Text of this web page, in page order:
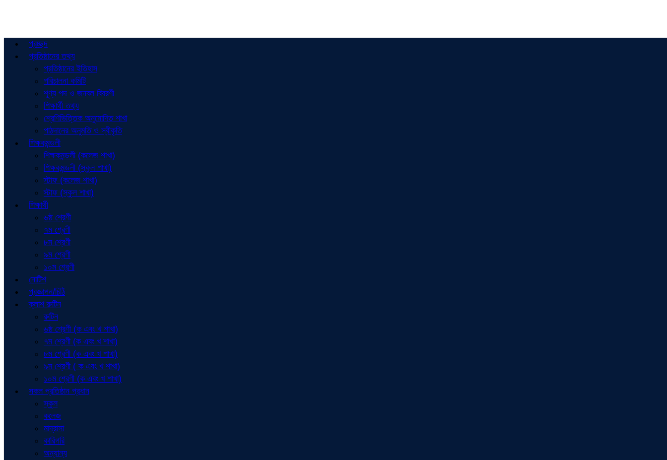
প্রচ্ছদ
প্রতিষ্ঠানের তথ্য
প্রতিষ্ঠানের ইতিহাস
পরিচালনা কমিটি
শূণ্য পদ ও জনবল বিবরণী
শিক্ষার্থী তথ্য
শ্রেণিভিত্তিক অনুমোদিত শাখা
পাঠদানের অনুমতি ও স্বীকৃতি
শিক্ষকমন্ডলী
শিক্ষকমন্ডলী (কলেজ শাখা)
শিক্ষকমন্ডলী (স্কুল শাখা)
স্টাফ (কলেজ শাখা)
স্টাফ (স্কুল শাখা)
শিক্ষার্থী
৬ষ্ঠ শ্রেণী
৭ম শ্রেণী
৮ম শ্রেণী
৯ম শ্রেণী
১০ম শ্রেণী
নোটিশ
প্রজ্ঞাপন/চিঠি
ক্লাশ রুটিন
রুটিন
৬ষ্ঠ শ্রেণী (ক এবং খ শাখা)
৭ম শ্রেণী (ক এবং খ শাখা)
৮ম শ্রেণী (ক এবং খ শাখা)
৯ম শ্রেণী ( ক এবং খ শাখা)
১০ম শ্রেণী (ক এবং খ শাখা)
সকল প্রতিষ্ঠান প্রধান
স্কুল
কলেজ
মাদ্রাসা
কারিগরি
অন্যান্য